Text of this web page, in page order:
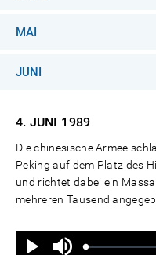
MAI
JUNI
4. JUNI 1989
Die chinesische Armee
Peking auf dem Platz des
und richtet dabei ein
mehreren Tausend
Wiedergabe
Ton
aus
Geladen:
Status: